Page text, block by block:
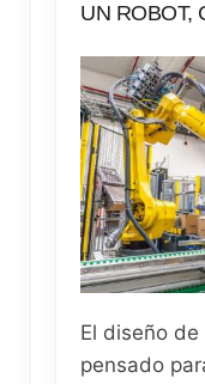
UN ROBOT,
El diseño
pensado